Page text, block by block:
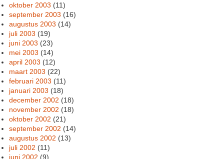
oktober 2003 (11)
september 2003 (16)
augustus 2003 (14)
juli 2003 (19)
juni 2003 (23)
mei 2003 (14)
april 2003 (12)
maart 2003 (22)
februari 2003 (11)
januari 2003 (18)
december 2002 (18)
november 2002 (18)
oktober 2002 (21)
september 2002 (14)
augustus 2002 (13)
juli 2002 (11)
juni 2002 (9)